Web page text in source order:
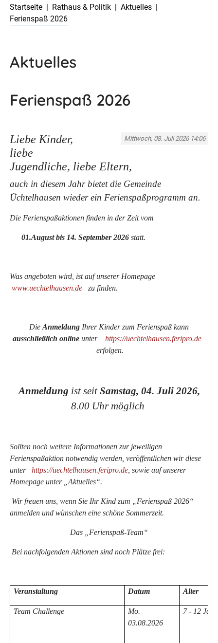
Startseite
Rathaus & Politik
Aktuelles
Ferienspaß 2026
Aktuelles
Ferienspaß 2026
Mittwoch, 08. Juli 2026 14:06
Liebe Kinder,
liebe
Jugendliche, liebe Eltern,
auch in diesem Jahr bietet die Gemeinde
Üchtelhausen wieder ein Ferienspaßprogramm an.
Die Ferienspaßaktionen finden in der Zeit vom
01.August bis 14. September 2026 statt.
Was angeboten wird, ist auf unserer Homepage
www.uechtelhausen.de
zu finden.
Die Anmeldung Ihrer Kinder zum Ferienspaß kann
ausschließlich online unter
https://uechtelhausen.feripro.de
erfolgen.
Anmeldung ist seitSamstag, 04. Juli 2026,
8.00 Uhr möglich
Sollten noch weitere Informationen zur jeweiligen
Ferienspaßaktion notwendig werden, veröffentlichen wir diese
unter
https://uechtelhausen.feripro.de , sowie auf unserer
Homepage unter „Aktuelles“.
Wir freuen uns, wenn Sie Ihr Kind zum „Ferienspaß 2026“
anmelden und wünschen eine schöne Sommerzeit.
Das „Ferienspaß-Team“
Bei nachfolgenden Aktionen sind noch Plätze frei:
Veranstaltung Datum Alter
Team Challenge
Mo.
03.08.2026
7 - 12